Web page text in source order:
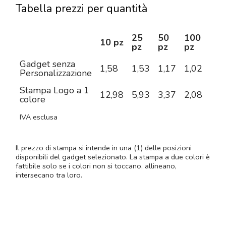
Tabella prezzi per quantità
10 pz 25
pz
50
pz
100
pz
Gadget senza
Personalizzazione 1,58 1,53 1,17 1,02
Stampa Logo a 1
colore 12,98 5,93 3,37 2,08
IVA esclusa
Il prezzo di stampa si intende in una (1) delle posizioni
disponibili del gadget selezionato. La stampa a due colori è
fattibile solo se i colori non si toccano, allineano,
intersecano tra loro.